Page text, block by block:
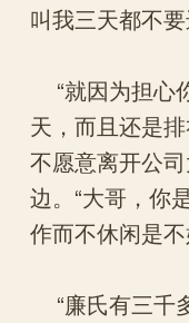
叫我三天都不
“就因为担心
天，而且还是
不愿意离开公
边。“大哥，你
作而不休闲是
“廉氏有三千